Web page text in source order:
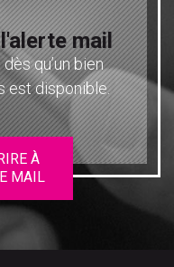
mail
qu’un bien
est disponible.
À
MAIL